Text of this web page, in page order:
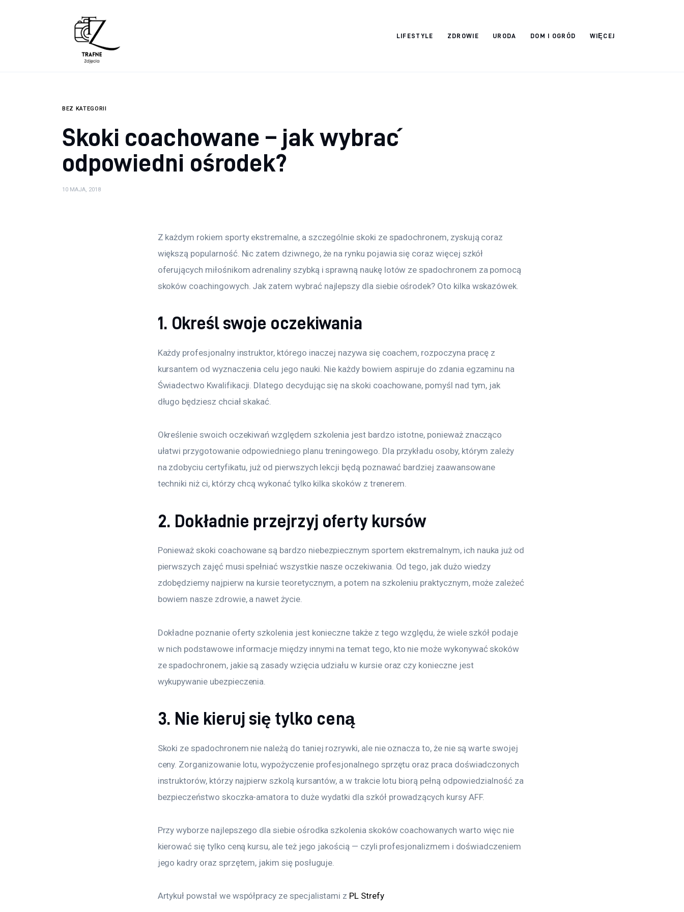
LIFESTYLE ZDROWIE URODA DOM I OGRÓD WIĘCEJ
BEZ KATEGORII
Skoki coachowane – jak wybrać
odpowiedni ośrodek?
10 MAJA, 2018
Z każdym rokiem sporty ekstremalne, a szczególnie skoki ze spadochronem, zyskują coraz
większą popularność. Nic zatem dziwnego, że na rynku pojawia się coraz więcej szkół
oferujących miłośnikom adrenaliny szybką i sprawną naukę lotów ze spadochronem za pomocą
skoków coachingowych. Jak zatem wybrać najlepszy dla siebie ośrodek? Oto kilka wskazówek.
1. Określ swoje oczekiwania
Każdy profesjonalny instruktor, którego inaczej nazywa się coachem, rozpoczyna pracę z
kursantem od wyznaczenia celu jego nauki. Nie każdy bowiem aspiruje do zdania egzaminu na
Świadectwo Kwalifikacji. Dlatego decydując się na skoki coachowane, pomyśl nad tym, jak
długo będziesz chciał skakać.
Określenie swoich oczekiwań względem szkolenia jest bardzo istotne, ponieważ znacząco
ułatwi przygotowanie odpowiedniego planu treningowego. Dla przykładu osoby, którym zależy
na zdobyciu certyfikatu, już od pierwszych lekcji będą poznawać bardziej zaawansowane
techniki niż ci, którzy chcą wykonać tylko kilka skoków z trenerem.
2. Dokładnie przejrzyj oferty kursów
Ponieważ skoki coachowane są bardzo niebezpiecznym sportem ekstremalnym, ich nauka już od
pierwszych zajęć musi spełniać wszystkie nasze oczekiwania. Od tego, jak dużo wiedzy
zdobędziemy najpierw na kursie teoretycznym, a potem na szkoleniu praktycznym, może zależeć
bowiem nasze zdrowie, a nawet życie.
Dokładne poznanie oferty szkolenia jest konieczne także z tego względu, że wiele szkół podaje
w nich podstawowe informacje między innymi na temat tego, kto nie może wykonywać skoków
ze spadochronem, jakie są zasady wzięcia udziału w kursie oraz czy konieczne jest
wykupywanie ubezpieczenia.
3. Nie kieruj się tylko ceną
Skoki ze spadochronem nie należą do taniej rozrywki, ale nie oznacza to, że nie są warte swojej
ceny. Zorganizowanie lotu, wypożyczenie profesjonalnego sprzętu oraz praca doświadczonych
instruktorów, którzy najpierw szkolą kursantów, a w trakcie lotu biorą pełną odpowiedzialność za
bezpieczeństwo skoczka-amatora to duże wydatki dla szkół prowadzących kursy AFF.
Przy wyborze najlepszego dla siebie ośrodka szkolenia skoków coachowanych warto więc nie
kierować się tylko ceną kursu, ale też jego jakością — czyli profesjonalizmem i doświadczeniem
jego kadry oraz sprzętem, jakim się posługuje.
Artykuł powstał we współpracy ze specjalistami z PL Strefy